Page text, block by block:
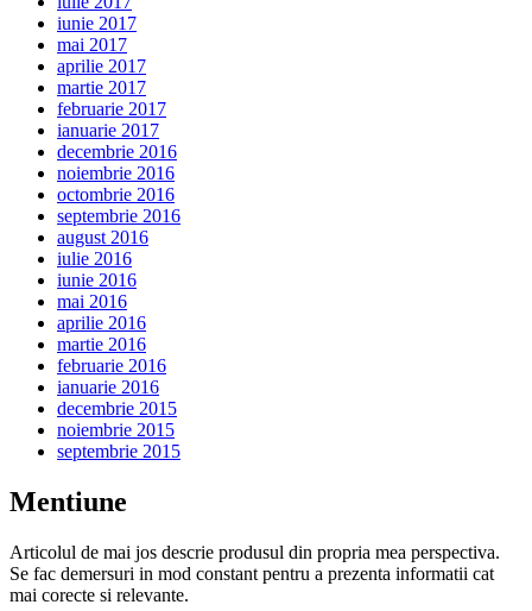
iunie 2017
mai 2017
aprilie 2017
martie 2017
februarie 2017
ianuarie 2017
decembrie 2016
noiembrie 2016
octombrie 2016
septembrie 2016
august 2016
iulie 2016
iunie 2016
mai 2016
aprilie 2016
martie 2016
februarie 2016
ianuarie 2016
decembrie 2015
noiembrie 2015
septembrie 2015
Mentiune
Articolul de mai jos descrie produsul din propria mea perspectiva.
Se fac demersuri in mod constant pentru a prezenta informatii cat
mai corecte si relevante.